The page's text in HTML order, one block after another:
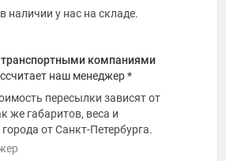
наличии у нас на складе.
транспортными компаниями
наш менеджер *
пересылки зависят от
же габаритов, веса и
от Санкт-Петербурга.